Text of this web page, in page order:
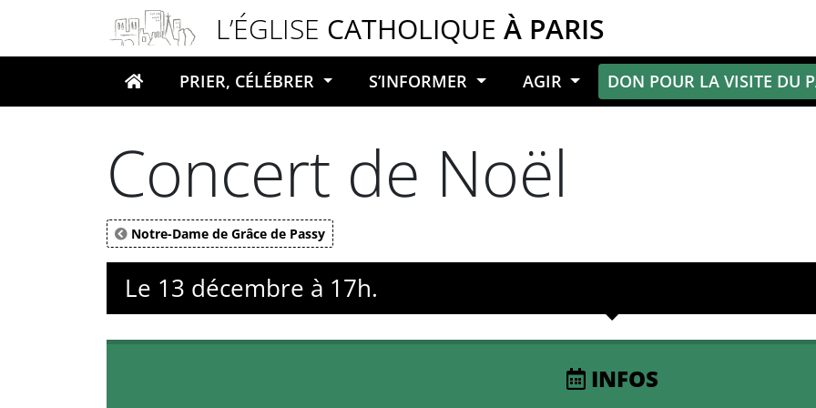
L’ÉGLISE CATHOLIQUE À PARIS
Votre recherche
PRIER, CÉLÉBRER S’INFORMER AGIR DON POUR LA VISITE DU
Concert de Noël
Notre-Dame de Grâce de Passy
Le 13 décembre à 17h.
INFOS
Panneau de gestion des cookies